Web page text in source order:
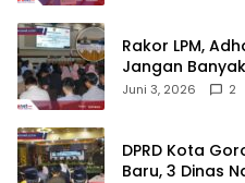
‎Rakor LPM,
Jangan
Juni 3, 2026 2
‎DPRD Kota
Baru, 3 Dinas